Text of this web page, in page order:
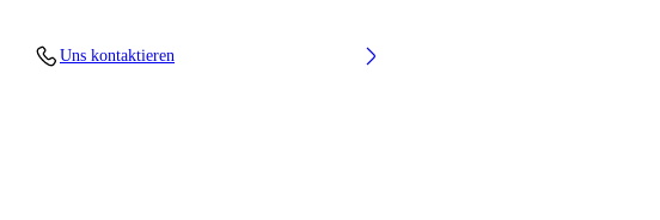
Uns kontaktieren